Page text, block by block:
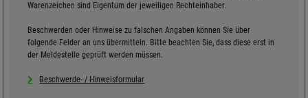
Warenzeichen sind Eigentum der jeweiligen Rechteinhaber.
Beschwerden oder Hinweise zu falschen Angaben können Sie über
folgende Felder an uns übermitteln. Bitte beachten Sie, dass diese erst in
der Meldestelle geprüft werden müssen.
Beschwerde- / Hinweisformular